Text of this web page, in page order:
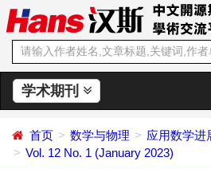
学术期刊
首页 数学与物理
应用数学进
Vol. 12 No. 1 (January 2023)